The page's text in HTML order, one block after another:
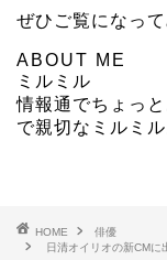
ぜひご覧になって
ABOUT ME
ミルミル
情報通でちょっ
で親切なミルミ
HOME
俳優
日清オイリオの新CMに